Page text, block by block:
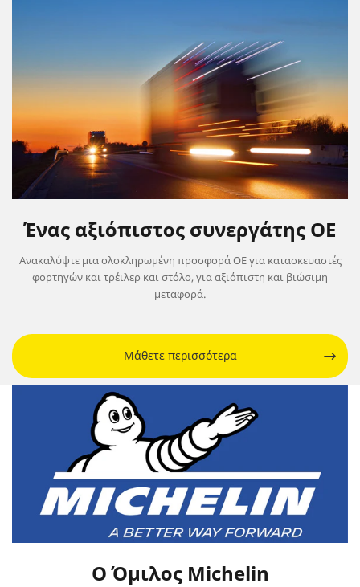
Ένας αξιόπιστος συνεργάτης ΟΕ
Ανακαλύψτε μια ολοκληρωμένη προσφορά OE για κατασκευαστές
φορτηγών και τρέιλερ και στόλο, για αξιόπιστη και βιώσιμη
μεταφορά.
Μάθετε περισσότερα
Ο Όμιλος Michelin